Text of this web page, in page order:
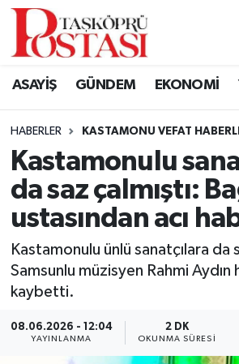
ASAYİŞ GÜNDEM EKONOMİ
HABERLER KASTAMONU VEFAT
Kastamonulu
da saz çalmıştı:
ustasından acı
Kastamonulu ünlü sanatçılara da
Samsunlu müzisyen Rahmi Aydın
kaybetti.
08.06.2026 - 12:04
YAYINLANMA
2 DK
OKUNMA SÜRESI
Kastamonu Vefat Edenler
Araç Haberleri
Azdavay Haberleri
Bozkurt Haberleri